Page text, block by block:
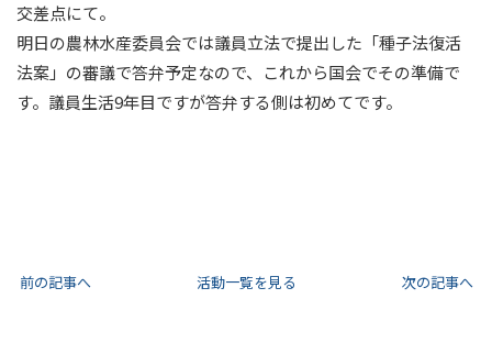
交差点にて。
明日の農林水産委員会では議員立法で提出した「種子法復活
法案」の審議で答弁予定なので、これから国会でその準備で
す。議員生活9年目ですが答弁する側は初めてです。
前の記事へ 活動一覧を見る 次の記事へ